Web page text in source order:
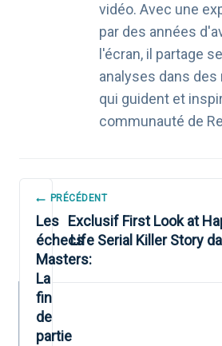
vidéo. Avec une
par des années
l'écran, il partage
analyses dans
qui guident et
communauté de
NAVIGATION
DE
L’ARTICLE
PRÉCÉDENT
Les
échecs
Masters:
La
fin
de
partie
Exclusif First Look at
Life Serial Killer Story